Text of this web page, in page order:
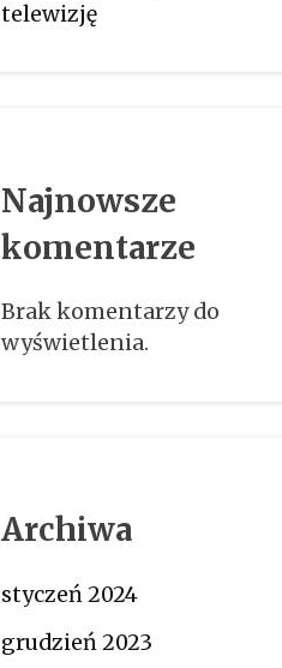
telewizję
Najnowsze
komentarze
Brak komentarzy do
wyświetlenia.
Archiwa
styczeń 2024
grudzień 2023